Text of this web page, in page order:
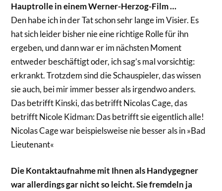
Hauptrolle in einem Werner-Herzog-Film …
Den habe ich in der Tat schon sehr lange im Visier. Es
hat sich leider bisher nie eine richtige Rolle für ihn
ergeben, und dann war er im nächsten Moment
entweder beschäftigt oder, ich sag’s mal vorsichtig:
erkrankt. Trotzdem sind die Schauspieler, das wissen
sie auch, bei mir immer besser als irgendwo anders.
Das betrifft Kinski, das betrifft Nicolas Cage, das
betrifft Nicole Kidman: Das betrifft sie eigentlich alle!
Nicolas Cage war beispielsweise nie besser als in »Bad
Lieutenant«
Die Kontaktaufnahme mit Ihnen als Handygegner
war allerdings gar nicht so leicht. Sie fremdeln ja